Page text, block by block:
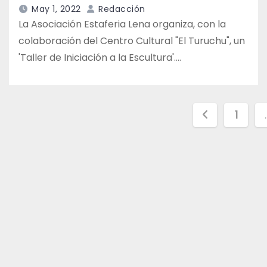
May 1, 2022 Redacción
La Asociación Estaferia Lena organiza, con la
colaboración del Centro Cultural "El Turuchu", un
'Taller de Iniciación a la Escultura'.…
1